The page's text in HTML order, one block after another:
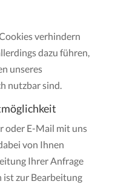
verhindern
dazu führen,
unseres
nutzbar sind.
oder E-Mail mit uns
von Ihnen
Ihrer Anfrage
ist zur Bearbeitung